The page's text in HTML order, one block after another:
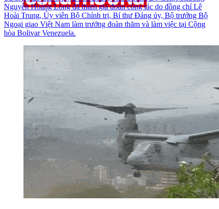
Nguyễn Hoàng Long đã tham gia đoàn công tác do đồng chí Lê
Hoài Trung, Ủy viên Bộ Chính trị, Bí thư Đảng ủy, Bộ trưởng Bộ
Ngoại giao Việt Nam làm trưởng đoàn thăm và làm việc tại Cộng
hòa Bolivar Venezuela.